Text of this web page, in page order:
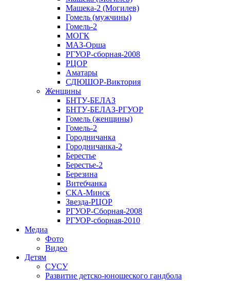
Машека-2 (Могилев)
Гомель (мужчины)
Гомель-2
МОГК
МАЗ-Орша
РГУОР-сборная-2008
РЦОР
Аматары
СДЮШОР-Виктория
Женщины
БНТУ-БЕЛАЗ
БНТУ-БЕЛАЗ-РГУОР
Гомель (женщины)
Гомель-2
Городничанка
Городничанка-2
Берестье
Берестье-2
Березина
Витебчанка
СКА-Минск
Звезда-РЦОР
РГУОР-Сборная-2008
РГУОР-сборная-2010
Медиа
Фото
Видео
Детям
СУСУ
Развитие детско-юношеского гандбола